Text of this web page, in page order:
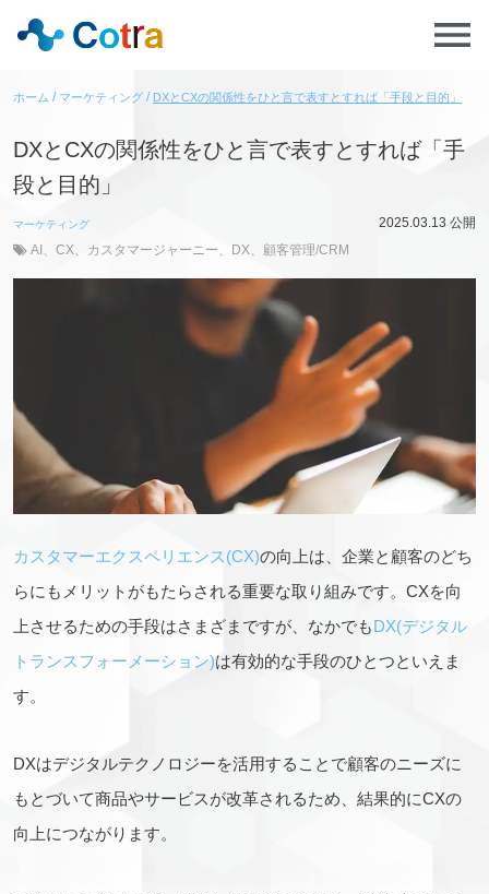
ホーム マーケティング DXとCXの関係性をひと言で表すとすれば「手段と目的」
DXとCXの関係性をひと言で表すとすれば「手
段と目的」
マーケティング 2025.03.13 公開
AI 、 CX、 カスタマージャーニー、 DX、 顧客管理/CRM
カスタマーエクスペリエンス(CX)の向上は、企業と顧客のどち
らにもメリットがもたらされる重要な取り組みです。CXを向
上させるための手段はさまざまですが、なかでもDX(デジタル
トランスフォーメーション)は有効的な手段のひとつといえま
す。
DXはデジタルテクノロジーを活用することで顧客のニーズに
もとづいて商品やサービスが改革されるため、結果的にCXの
向上につながります。